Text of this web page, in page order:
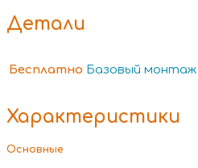
Детали
Бесплатно Базовый монтаж
Характеристики
Основные